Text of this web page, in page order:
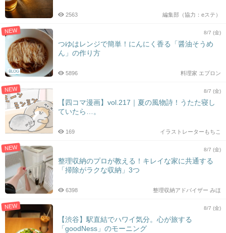
編集部（協力：eステ）
2563
NEW
BLOG
8/7 (金)
つゆはレンジで簡単！にんにく香る「醤油そうめ
ん」の作り方
料理家 エプロン
5896
NEW 8/7 (金)
【四コマ漫画】vol.217｜夏の風物詩！うたた寝し
ていたら…。
イラストレーターもちこ
169
NEW 8/7 (金)
整理収納のプロが教える！キレイな家に共通する
「掃除がラクな収納」3つ
整理収納アドバイザー みほ
6398
NEW 8/7 (金)
【渋谷】駅直結でハワイ気分。心が旅する
「goodNess」のモーニング